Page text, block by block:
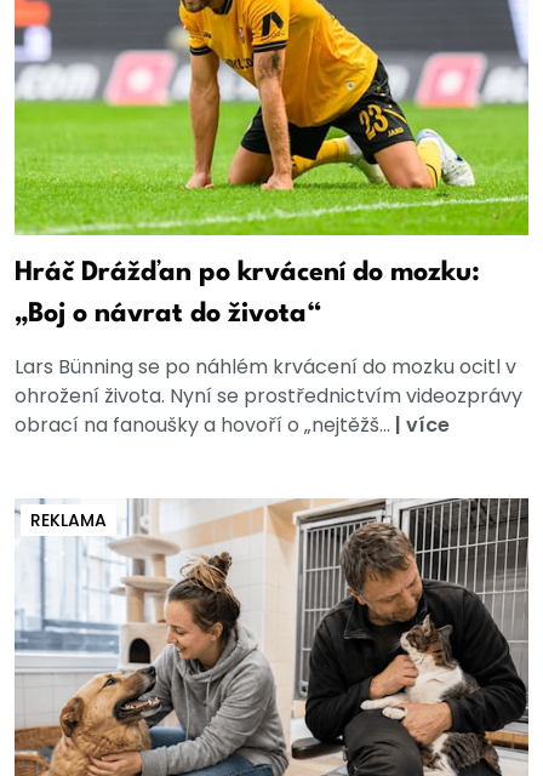
Hráč Drážďan po krvácení do mozku:
„Boj o návrat do života“
Lars Bünning se po náhlém krvácení do mozku ocitl v
ohrožení života. Nyní se prostřednictvím videozprávy
obrací na fanoušky a hovoří o „nejtěžš... | více
REKLAMA